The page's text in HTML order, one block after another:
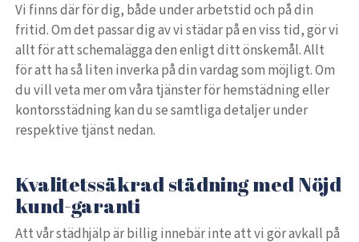
Vi finns där för dig, både under arbetstid och på din
fritid. Om det passar dig av vi städar på en viss tid, gör vi
allt för att schemalägga den enligt ditt önskemål. Allt
för att ha så liten inverka på din vardag som möjligt. Om
du vill veta mer om våra tjänster för hemstädning eller
kontorsstädning kan du se samtliga detaljer under
respektive tjänst nedan.
Kvalitetssäkrad städning med Nöjd
kund-garanti
Att vår städhjälp är billig innebär inte att vi gör avkall på